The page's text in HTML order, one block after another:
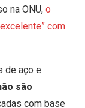
na ONU, o
com
de aço e
são
com base